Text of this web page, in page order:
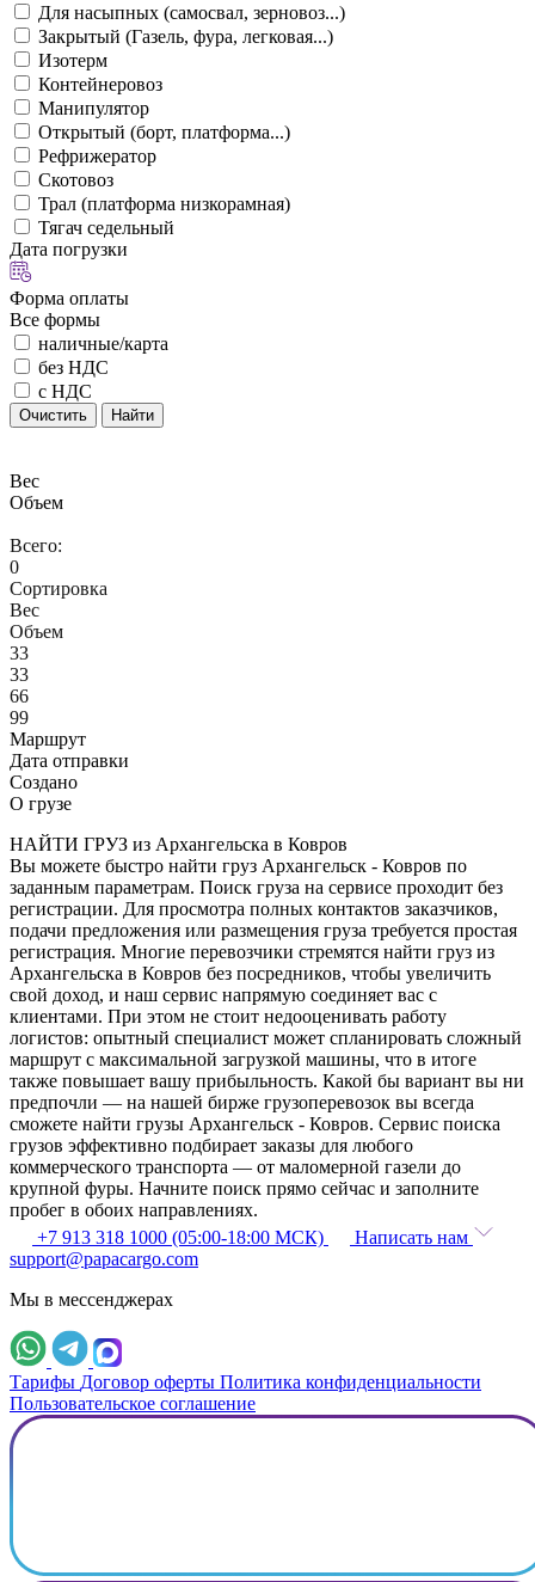
Для насыпных (самосвал, зерновоз...)
Закрытый (Газель, фура, легковая...)
Изотерм
Контейнеровоз
Манипулятор
Открытый (борт, платформа...)
Рефрижератор
Скотовоз
Трал (платформа низкорамная)
Тягач седельный
Дата погрузки
Форма оплаты
Все формы
наличные/карта
без НДС
с НДС
Очистить Найти
Вес
Объем
Всего:
0
Сортировка
Вес
Объем
33
33
66
99
Маршрут
Дата отправки
Создано
О грузе
НАЙТИ ГРУЗ из Архангельска в Ковров
Вы можете быстро найти груз Архангельск - Ковров по
заданным параметрам. Поиск груза на сервисе проходит без
регистрации. Для просмотра полных контактов заказчиков,
подачи предложения или размещения груза требуется простая
регистрация. Многие перевозчики стремятся найти груз из
Архангельска в Ковров без посредников, чтобы увеличить
свой доход, и наш сервис напрямую соединяет вас с
клиентами. При этом не стоит недооценивать работу
логистов: опытный специалист может спланировать сложный
маршрут с максимальной загрузкой машины, что в итоге
также повышает вашу прибыльность. Какой бы вариант вы ни
предпочли — на нашей бирже грузоперевозок вы всегда
сможете найти грузы Архангельск - Ковров. Сервис поиска
грузов эффективно подбирает заказы для любого
коммерческого транспорта — от маломерной газели до
крупной фуры. Начните поиск прямо сейчас и заполните
пробег в обоих направлениях.
+7 913 318 1000 (05:00-18:00 МСК)
Написать нам
support@papacargo.com
Мы в мессенджерах
Тарифы Договор оферты Политика конфиденциальности
Пользовательское соглашение